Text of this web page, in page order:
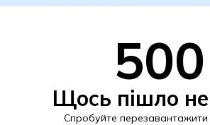
500
Щось пішло не
Спробуйте перезавантажити